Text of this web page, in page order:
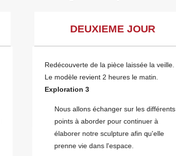
DEUXIEME JOUR
Redécouverte de la pièce laissée la veille.
Le modèle revient 2 heures le matin.
Exploration 3
Nous allons échanger sur les différents
points à aborder pour continuer à
élaborer notre sculpture afin qu'elle
prenne vie dans l'espace.